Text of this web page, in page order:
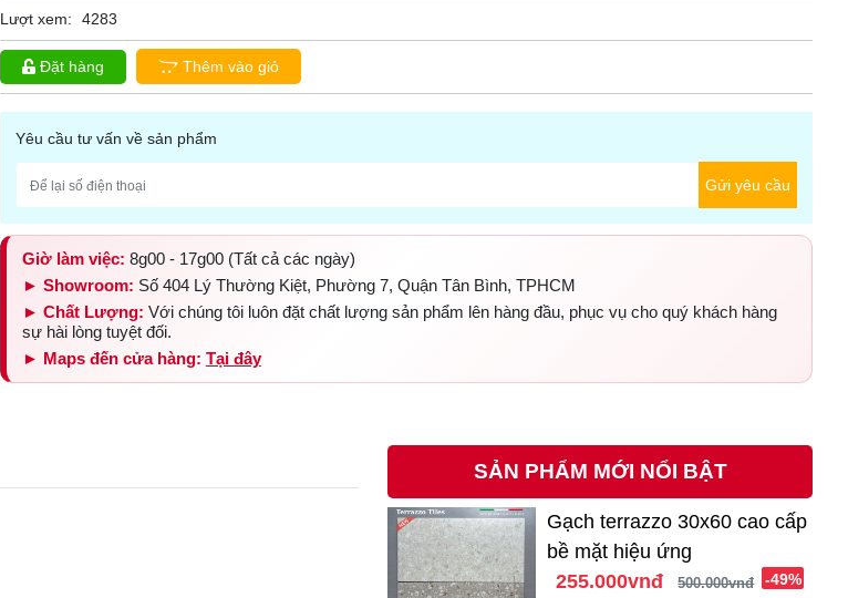
Lượt xem: 4283
Đặt hàng Thêm vào giỏ
Yêu cầu tư vấn về sản phẩm
Gửi yêu cầu
Giờ làm việc: 8g00 - 17g00 (Tất cả các ngày)
► Showroom: Số 404 Lý Thường Kiệt, Phường 7, Quận Tân Bình, TPHCM
► Chất Lượng: Với chúng tôi luôn đặt chất lượng sản phẩm lên hàng đầu, phục vụ cho quý khách hàng
sự hài lòng tuyệt đối.
► Maps đến cửa hàng: Tại đây
SẢN PHẨM MỚI NỔI BẬT
Gạch terrazzo 30x60 cao cấp
bề mặt hiệu ứng
255.000vnđ
500.000vnđ -49%